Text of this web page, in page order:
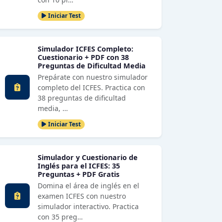
Iniciar Test
Simulador ICFES Completo:
Cuestionario + PDF con 38
Preguntas de Dificultad Media
Prepárate con nuestro simulador
completo del ICFES. Practica con
38 preguntas de dificultad
media, …
Iniciar Test
Simulador y Cuestionario de
Inglés para el ICFES: 35
Preguntas + PDF Gratis
Domina el área de inglés en el
examen ICFES con nuestro
simulador interactivo. Practica
con 35 preg…